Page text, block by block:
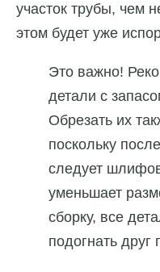
участок трубы, чем
этом будет уже
Это важно!
детали с
Обрезать их
поскольку
следует
уменьшает
сборку, все
подогнать друг